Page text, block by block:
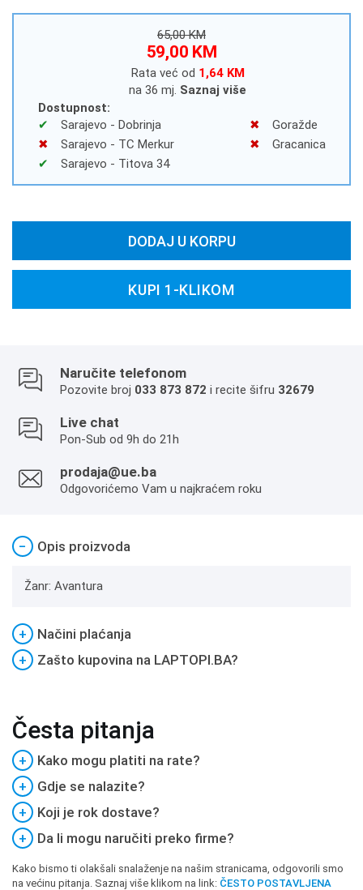
65,00 KM
59,00 KM
Rata već od 1,64 KM
na 36 mj. Saznaj više
Dostupnost:
Sarajevo - Dobrinja
Sarajevo - TC Merkur
Sarajevo - Titova 34
Goražde
Gracanica
DODAJ U KORPU
KUPI 1-KLIKOM
Naručite telefonom
Pozovite broj 033 873 872 i recite šifru 32679
Live chat
Pon-Sub od 9h do 21h
prodaja@ue.ba
Odgovorićemo Vam u najkraćem roku
− Opis proizvoda
Žanr: Avantura
+
Načini plaćanja
+
Zašto kupovina na LAPTOPI.BA?
Česta pitanja
+
Kako mogu platiti na rate?
+
Gdje se nalazite?
+
Koji je rok dostave?
+
Da li mogu naručiti preko firme?
Kako bismo ti olakšali snalaženje na našim stranicama, odgovorili smo
na većinu pitanja. Saznaj više klikom na link: ČESTO POSTAVLJENA